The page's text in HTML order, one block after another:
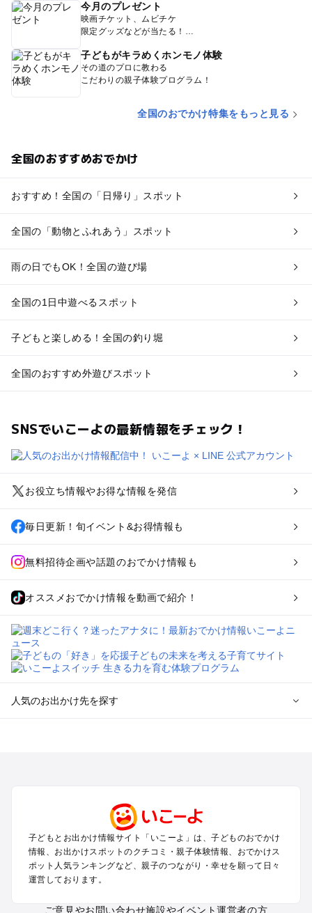
今月のプレゼント
映画チケット、ムビチケ
限定グッズなどが当たる！
子どもがキラめくホンモノ体験
その道のプロに教わる
こだわりの親子体験プログラム！
全国のおでかけ特集をもっと見る
全国のおすすめおでかけ
おすすめ！全国の「日帰り」スポット
全国の「動物とふれあう」スポット
雨の日でもOK！全国の遊び場
全国の1日中遊べるスポット
子どもと楽しめる！全国の釣り堀
全国のおすすめ外遊びスポット
SNSでいこーよの最新情報をチェック！
お役立ち情報やお得な情報を発信
毎日更新！旬イベント&お得情報も
無料招待企画や話題のおでかけ情報も
オススメおでかけ情報を動画で紹介！
人気のお出かけ先を探す
関西のプールおでかけ
中国･四国のプールおでかけ
九州･沖縄のプールおでかけ
定番お出かけスポット
子どもとお出かけ情報サイト「いこーよ」は、子どものおでかけ
情報、お出かけスポットのクチコミ・親子体験情報、おでかけス
ポット人気ランキングなど、親子のつながり・幸せを願って日々
運営しております。
ご意見やお問い合わせ施設やイベント運営者の方